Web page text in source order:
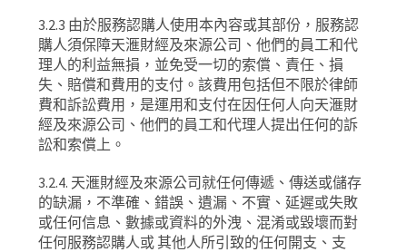
3.2.3 由於服務認購人使用本內容或其部份，服務認
購人須保障天滙財經及來源公司、他們的員工和代
理人的利益無損，並免受一切的索償、責任、損
失、賠償和費用的支付。該費用包括但不限於律師
費和訴訟費用，是運用和支付在因任何人向天滙財
經及來源公司、他們的員工和代理人提出任何的訴
訟和索償上。
3.2.4. 天滙財經及來源公司就任何傳遞、傳送或儲存
的缺漏，不準確、錯誤、遺漏、不實、延遲或失敗
或任何信息、數據或資料的外洩、混淆或毀壞而對
任何服務認購人或其他人所引致的任何開支、支